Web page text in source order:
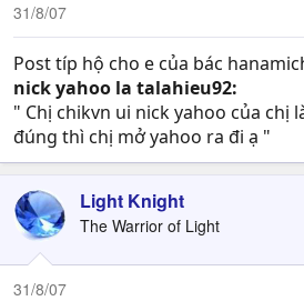
31/8/07
Post típ hộ cho e của bác
nick yahoo la talahieu92:
" Chị chikvn ui nick yahoo của chị
đúng thì chị mở yahoo ra đi ạ "
Light Knight
The Warrior of Light
31/8/07